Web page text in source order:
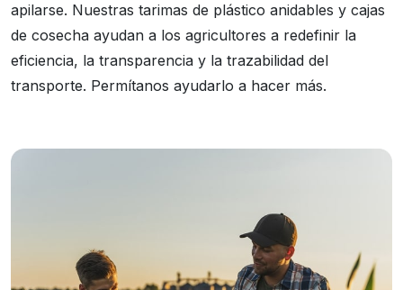
apilarse. Nuestras tarimas de plástico anidables y cajas
de cosecha ayudan a los agricultores a redefinir la
eficiencia, la transparencia y la trazabilidad del
transporte. Permítanos ayudarlo a hacer más.